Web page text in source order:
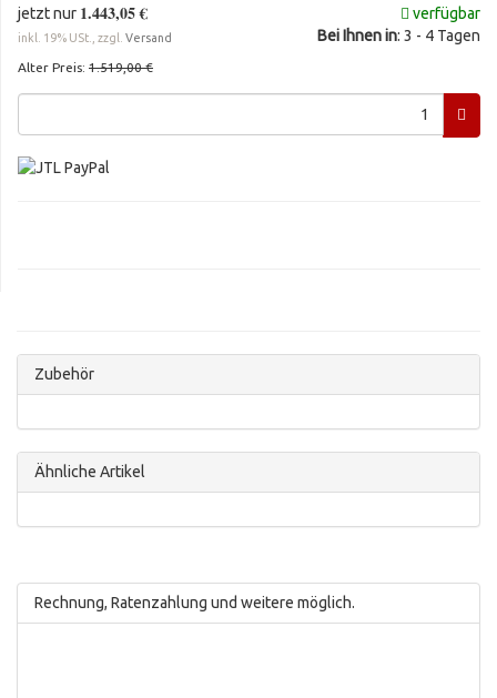
jetzt nur 1.443,05 €
inkl. 19% USt., zzgl. Versand
Alter Preis: 1.519,00 €
verfügbar
Bei Ihnen in: 3 - 4 Tagen
Zubehör
Ähnliche Artikel
Rechnung, Ratenzahlung und weitere möglich.